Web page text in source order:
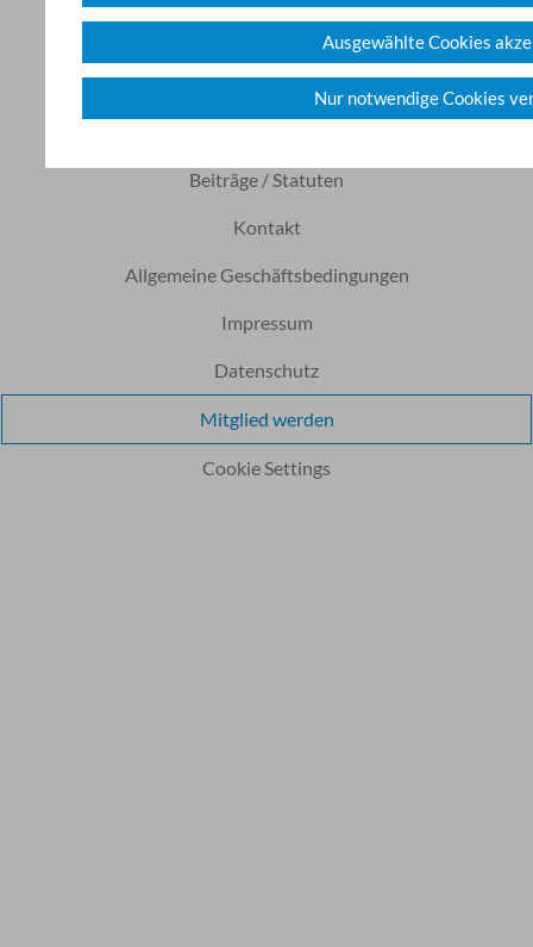
Copyright ©2026 ÖCC
Presse
Beiträge / Statuten
Kontakt
Allgemeine Geschäftsbedingungen
Impressum
Datenschutz
Mitglied werden
Cookie Settings
Ausgewählte Cookies
Nur notwendige Cookies